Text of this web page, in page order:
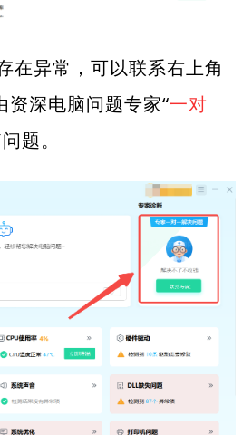
在异常，可以联系右上角
资深电脑问题专家“一对
题。